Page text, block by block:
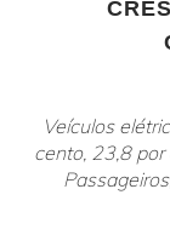
Veículos
cento, 23,8